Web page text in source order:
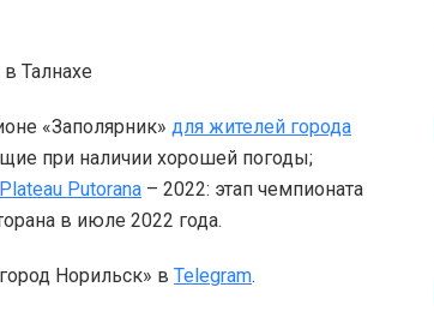
«Заполярник» для жителей города
при наличии хорошей погоды;
Putorana – 2022: этап чемпионата
в июле 2022 года.
Норильск» в Telegram.